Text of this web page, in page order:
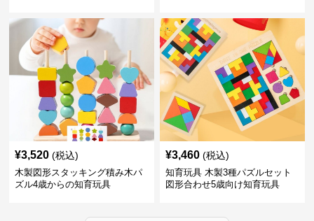
¥3,520 (税込)
木製図形スタッキング積み木パ
ズル4歳からの知育玩具
¥3,460 (税込)
知育玩具 木製3種パズルセット
図形合わせ5歳向け知育玩具